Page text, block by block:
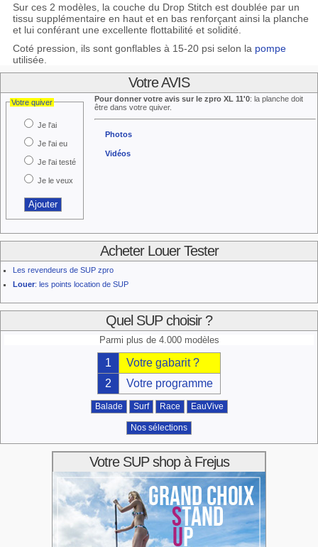
Sur ces 2 modèles, la couche du Drop Stitch est doublée par un
tissu supplémentaire en haut et en bas renforçant ainsi la planche
et lui conférant une excellente flottabilité et solidité.
Coté pression, ils sont gonflables à 15-20 psi selon la pompe
utilisée.
Votre AVIS
Votre quiver
Je l'ai
Je l'ai eu
Je l'ai testé
Je le veux
Pour donner votre avis sur le zpro XL 11'0: la planche doit
être dans votre quiver.
Photos
Vidéos
Acheter Louer Tester
Les revendeurs de SUP zpro
Louer: les points location de SUP
Quel SUP choisir ?
Parmi plus de 4.000 modèles
1
Votre gabarit ?
2
Votre programme
Balade Surf Race EauVive
Nos sélections
Votre SUP shop à Frejus